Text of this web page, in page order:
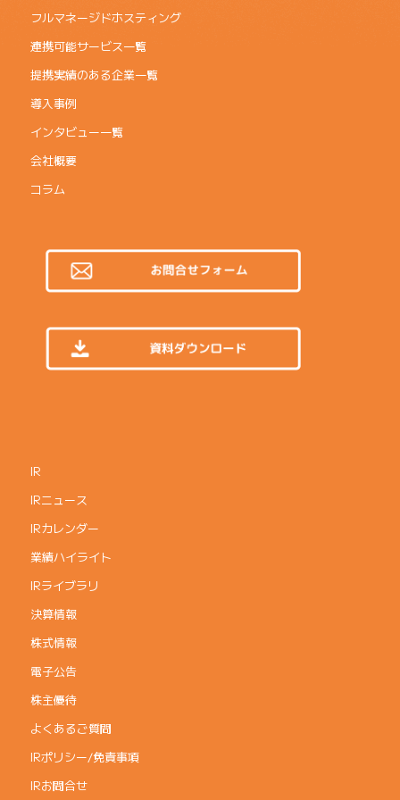
フルマネージドホスティング
連携可能サービス一覧
提携実績のある企業一覧
導入事例
インタビュー一覧
会社概要
コラム
IR
IRニュース
IRカレンダー
業績ハイライト
IRライブラリ
決算情報
株式情報
電子公告
株主優待
よくあるご質問
IRポリシー/免責事項
IRお問合せ